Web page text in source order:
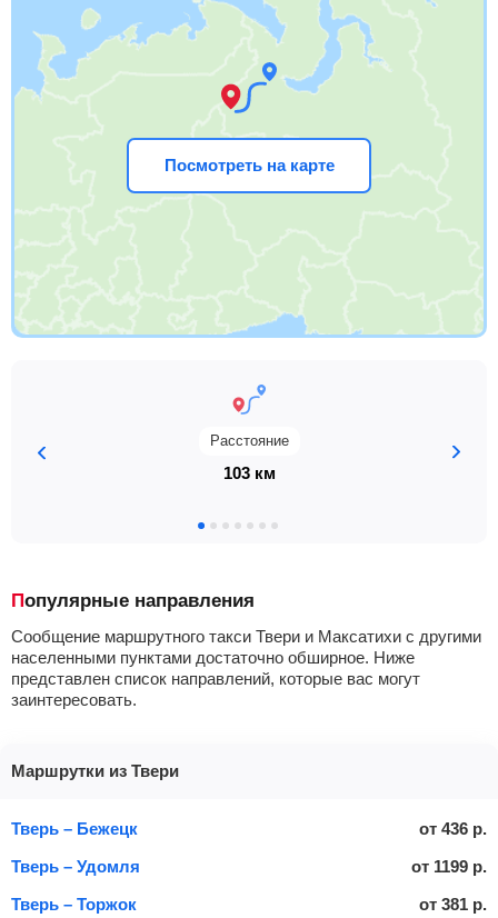
Посмотреть на карте
Расстояние
103 км
Популярные направления
Сообщение маршрутного такси Твери и Максатихи с другими
населенными пунктами достаточно обширное. Ниже
представлен список направлений, которые вас могут
заинтересовать.
Маршрутки из Твери
Тверь – Бежецк от 436 р.
Тверь – Удомля
от 1199 р.
Тверь – Торжок
от 381 р.